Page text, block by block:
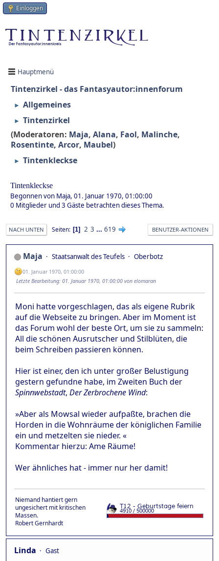
Einloggen
Hauptmenü
Tintenzirkel - das Fantasyautor:innenforum
► Allgemeines
► Tintenzirkel
(Moderatoren: Maja, Alana, Faol, Malinche,
Rosentinte, Arcor, Maubel)
► Tintenkleckse
Tintenkleckse
Begonnen von Maja, 01. Januar 1970, 01:00:00
0 Mitglieder und 3 Gäste betrachten dieses Thema.
NACH UNTEN Seiten 1 2 3 ... 619 BENUTZER-AKTIONEN
Maja Staatsanwalt des Teufels Oberbotz
01. Januar 1970, 01:00:00
Letzte Bearbeitung: 01. Januar 1970, 01:00:00 von elomaran
Moni hatte vorgeschlagen, das als eigene Rubrik
auf die Webseite zu bringen. Aber im Moment ist
das Forum wohl der beste Ort, um sie zu sammeln:
All die schönen Ausrutscher und Stilblüten, die
beim Schreiben passieren können.
Hier ist einer, den ich unter großer Belustigung
gestern gefundne habe, im Zweiten Buch der
Spinnwebstadt, Der Zerbrochene Wind:
»Aber als Mowsal wieder aufpaßte, brachen die
Horden in die Wohnräume der königlichen Familie
ein und metzelten sie nieder. «
Kommentar hierzu: Ame Räume!
Wer ähnliches hat - immer nur her damit!
Niemand hantiert gern
ungesichert mit kritischen
Massen.
Robert Gernhardt
Linda
Gast